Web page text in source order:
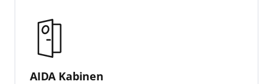
AIDA Kabinen